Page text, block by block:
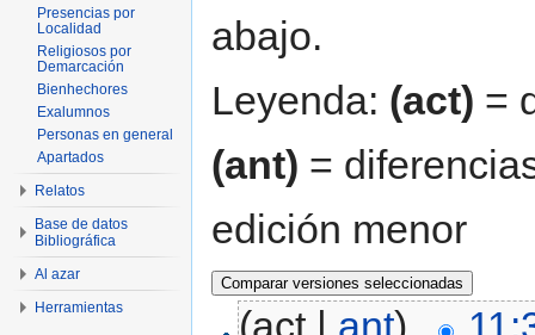
abajo.
Leyenda: (act) =
(ant) =
edición menor
(act | ant)
Presencias por
Localidad
Religiosos por
Demarcación
Bienhechores
Exalumnos
Personas en general
Apartados
Relatos
Base de datos
Bibliográfica
Al azar
Herramientas